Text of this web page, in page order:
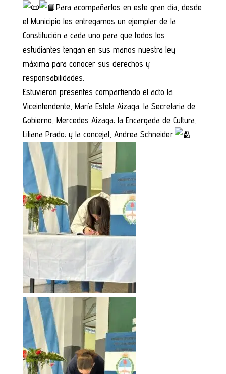
Para acompañarlos en este gran día, desde
el Municipio les entregamos un ejemplar de la
Constitución a cada uno para que todos los
estudiantes tengan en sus manos nuestra ley
máxima para conocer sus derechos y
responsabilidades.
Estuvieron presentes compartiendo el acto la
Viceintendente, María Estela Aizaga; la Secretaria de
Gobierno, Mercedes Aizaga; la Encargada de Cultura,
Liliana Prado; y la concejal, Andrea Schneider.